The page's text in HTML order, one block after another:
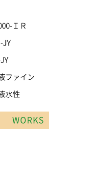
ＩＲ
JY
ファイン
水性
WORKS